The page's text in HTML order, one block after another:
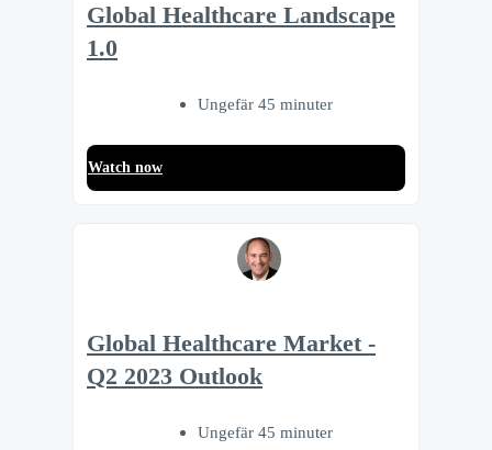
Global Healthcare Landscape
1.0
Ungefär 45 minuter
Watch now
Global Healthcare Market -
Q2 2023 Outlook
Ungefär 45 minuter